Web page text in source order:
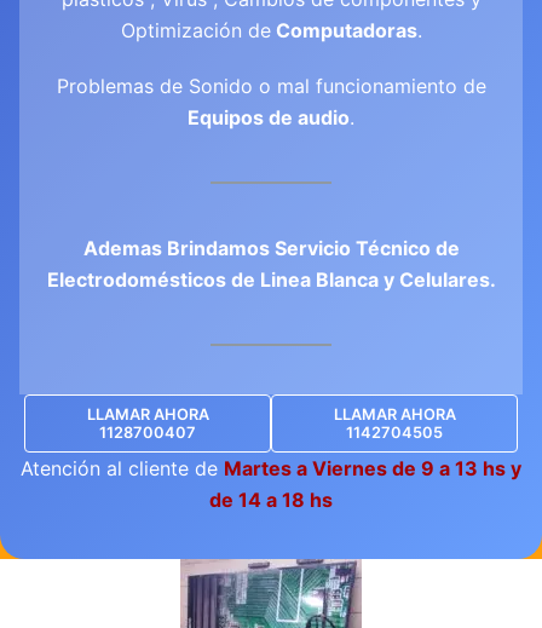
Optimización deComputadoras.
Problemas de Sonido o mal funcionamiento de
Equipos de audio.
Ademas Brindamos Servicio Técnico de
Electrodomésticos de Linea Blanca y Celulares.
LLAMAR AHORA
1128700407
LLAMAR AHORA
1142704505
Atención al cliente de Martes a Viernes de 9 a 13 hs y
de 14 a 18 hs